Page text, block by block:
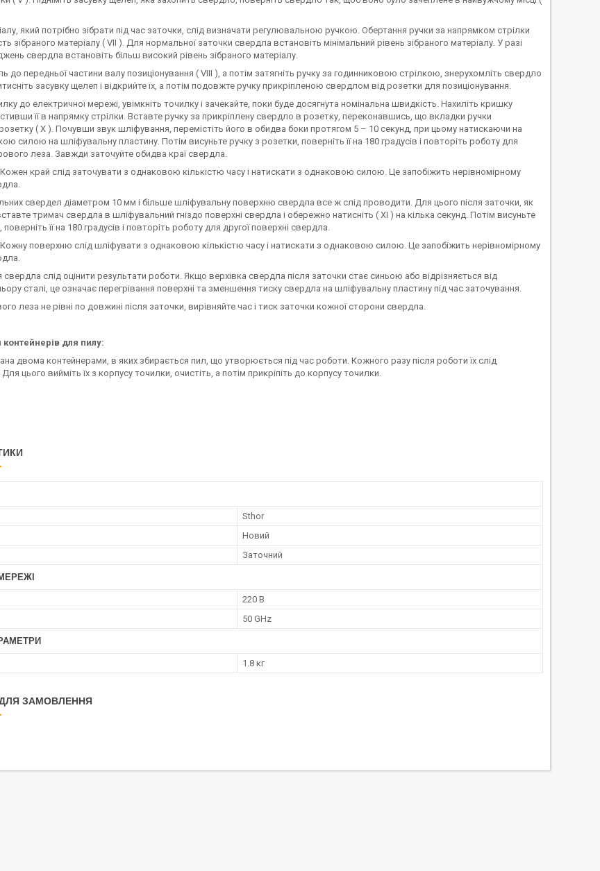
який потрібно зібрати під час заточки, слід визначати регулювальною ручкою. Обертання ручки за напрямком стрілки
зібраного матеріалу ( VII ). Для нормальної заточки свердла встановіть мінімальний рівень зібраного матеріалу. У разі
свердла встановіть більш високий рівень зібраного матеріалу.
до передньої частини валу позиціонування ( VIII ), а потім затягніть ручку за годинниковою стрілкою, знерухомліть свердло
засувку щелеп і відкрийте їх, а потім подовжте ручку прикріпленою свердлом від розетки для позиціонування.
до електричної мережі, увімкніть точилку і зачекайте, поки буде досягнута номінальна швидкість. Нахиліть кришку
її в напрямку стрілки. Вставте ручку за прикріплену свердло в розетку, переконавшись, що вкладки ручки
( X ). Почувши звук шліфування, перемістіть його в обидва боки протягом 5 – 10 секунд, при цьому натискаючи на
силою на шліфувальну пластину. Потім висуньте ручку з розетки, поверніть її на 180 градусів і повторіть роботу для
леза. Завжди заточуйте обидва краї свердла.
край слід заточувати з однаковою кількістю часу і натискати з однаковою силою. Це запобіжить нерівномірному
свердел діаметром 10 мм і більше шліфувальну поверхню свердла все ж слід проводити. Для цього після заточки, як
тримач свердла в шліфувальний гніздо поверхні свердла і обережно натисніть ( XI ) на кілька секунд. Потім висуньте
її на 180 градусів і повторіть роботу для другої поверхні свердла.
поверхню слід шліфувати з однаковою кількістю часу і натискати з однаковою силою. Це запобіжить нерівномірному
свердла слід оцінити результати роботи. Якщо верхівка свердла після заточки стає синьою або відрізняється від
сталі, це означає перегрівання поверхні та зменшення тиску свердла на шліфувальну пластину під час заточування.
леза не рівні по довжині після заточки, вирівняйте час і тиск заточки кожної сторони свердла.
для пилу:
двома контейнерами, в яких збирається пил, що утворюється під час роботи. Кожного разу після роботи їх слід
цього вийміть їх з корпусу точилки, очистіть, а потім прикріпіть до корпусу точилки.
Sthor
Новий
Заточний
220 В
50 GHz
1.8 кг
ЗАМОВЛЕННЯ